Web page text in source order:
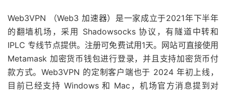
Web3VPN （Web3 加速器）是一家成立于2021年下半年
的翻墙机场，采用 Shadowsocks 协议，有隧道中转和
IPLC 专线节点提供。注册可免费试用1天。网站可直接使用
Metamask 加密货币钱包进行登录，并且支持加密货币付
款方式。Web3VPN 的定制客户端也于 2024 年初上线，
目前已经支持 Windows 和 Mac，机场官方消息提到对